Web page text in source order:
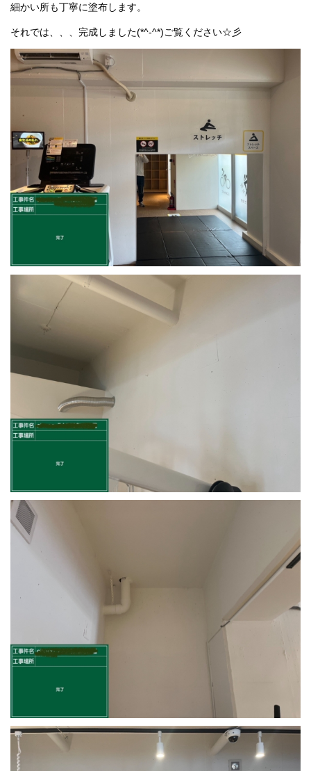
細かい所も丁寧に塗布します。
それでは、、、完成しました(*^-^*)ご覧ください☆彡